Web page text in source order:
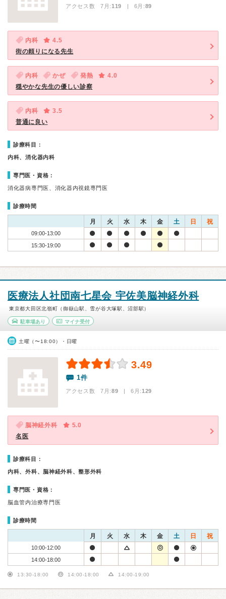
アクセス数 7月:119 | 6月:89
内科
4.5
街の頼りになる先生
内科 かぜ 発熱
4.0
穏やかな先生の優しい診察
内科
3.5
普通に良い
診療科目：
内科、消化器内科
専門医・資格：
消化器病専門医、消化器内視鏡専門医
診療時間
月 火 水 木 金 土 日 祝
09:00-13:00
15:30-19:00
医療法人社団南七星会 宇佐美脳神経外科
東京都大田区北嶺町（御嶽山駅、雪が谷大塚駅、沼部駅）
駐車場あり マイナ受付
土曜（〜18:00）・日曜
3.49
1件
アクセス数 7月:89 | 6月:129
脳神経外科
5.0
名医
診療科目：
内科、外科、脳神経外科、整形外科
専門医・資格：
脳血管内治療専門医
診療時間
月 火 水 木 金 土 日 祝
10:00-12:00
14:00-18:00
13:30-18:00 14:00-18:00 14:00-19:00